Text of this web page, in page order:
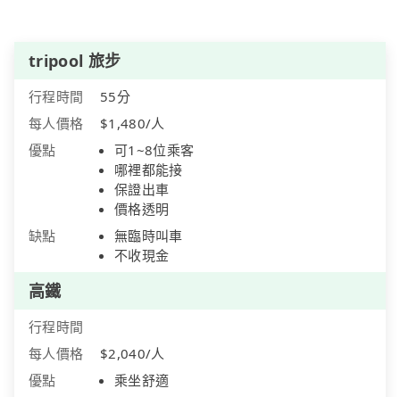
tripool 旅步
行程時間
55分
每人價格
$1,480/人
優點
可1~8位乘客
哪裡都能接
保證出車
價格透明
缺點
無臨時叫車
不收現金
高鐵
行程時間
每人價格
$2,040/人
優點
乘坐舒適